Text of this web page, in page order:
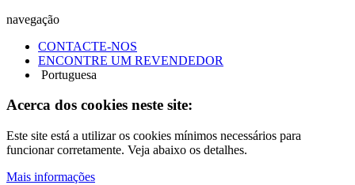
navegação
CONTACTE-NOS
ENCONTRE UM REVENDEDOR
Portuguesa
Acerca dos cookies neste site:
Este site está a utilizar os cookies mínimos necessários para
funcionar corretamente. Veja abaixo os detalhes.
Mais informações